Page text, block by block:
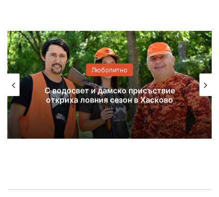
Любопитно
Димитър Демиров от село Срем
отпразнува 100-годишен юбилей